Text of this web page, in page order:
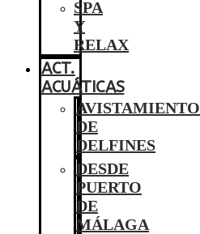
SPA
Y
RELAX
ACT.
ACUÁTICAS
AVISTAMIENTO
DE
DELFINES
DESDE
PUERTO
DE
MÁLAGA